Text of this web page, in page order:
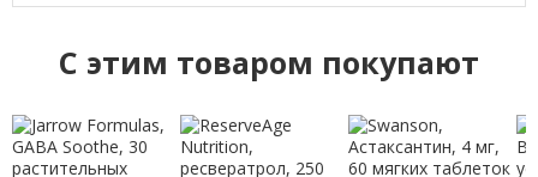
C этим товаром покупают